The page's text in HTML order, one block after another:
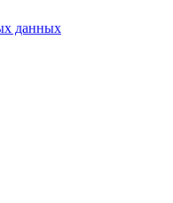
данных